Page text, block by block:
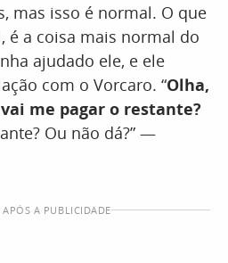
mas isso é normal. O que
é a coisa mais normal do
ajudado ele, e ele
com o Vorcaro. “Olha,
me pagar o restante?
Ou não dá?” —
A PUBLICIDADE